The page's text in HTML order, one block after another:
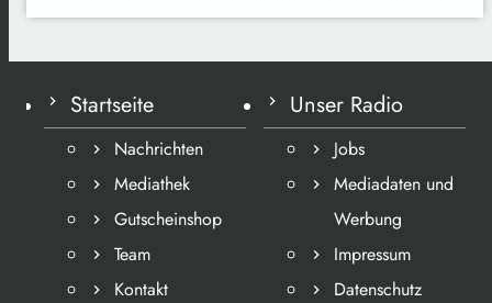
Startseite
Nachrichten
Mediathek
Gutscheinshop
Team
Kontakt
Unser Radio
Jobs
Mediadaten und
Werbung
Impressum
Datenschutz